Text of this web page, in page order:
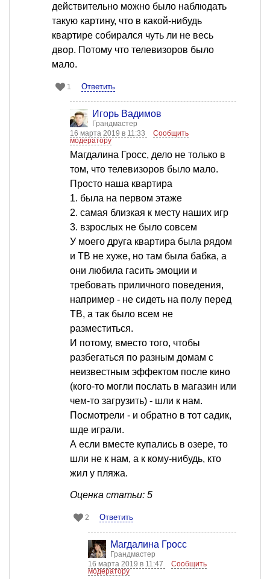
действительно можно было наблюдать
такую картину, что в какой-нибудь
квартире собирался чуть ли не весь
двор. Потому что телевизоров было
мало.
1 Ответить
Игорь Вадимов
Грандмастер
16 марта 2019 в 11:33
Сообщить
модератору
Магдалина Гросс, дело не только в
том, что телевизоров было мало.
Просто наша квартира
1. была на первом этаже
2. самая близкая к месту наших игр
3. взрослых не было совсем
У моего друга квартира была рядом
и ТВ не хуже, но там была бабка, а
они любила гасить эмоции и
требовать приличного поведения,
например - не сидеть на полу перед
ТВ, а так было всем не
разместиться.
И потому, вместо того, чтобы
разбегаться по разным домам с
неизвестным эффектом после кино
(кого-то могли послать в магазин или
чем-то загрузить) - шли к нам.
Посмотрели - и обратно в тот садик,
шде играли.
А если вместе купались в озере, то
шли не к нам, а к кому-нибудь, кто
жил у пляжа.
Оценка статьи: 5
2 Ответить
Магдалина Гросс
Грандмастер
16 марта 2019 в 11:47
Сообщить
модератору